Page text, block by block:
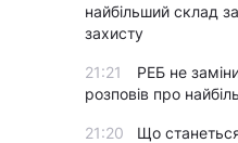
найбільший склад
захисту
21:21
РЕБ не
розповів про
21:20
Що